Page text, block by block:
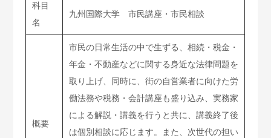
科目
名
九州国際大学 市民講座・市民相談
概要
市民の日常生活の中で生ずる、相続・税金・
年金・不動産などに関する身近な法律問題を
取り上げ、同時に、街の自営業者に向けた労
働法務や税務・会計講座も盛り込み、実務家
による解説・講義を行うと共に、講義終了後
は個別相談に応じます。また、次世代の担い